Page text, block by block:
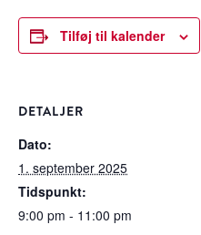
Tilføj til kalender
DETALJER
Dato:
1. september 2025
Tidspunkt:
9:00 pm - 11:00 pm